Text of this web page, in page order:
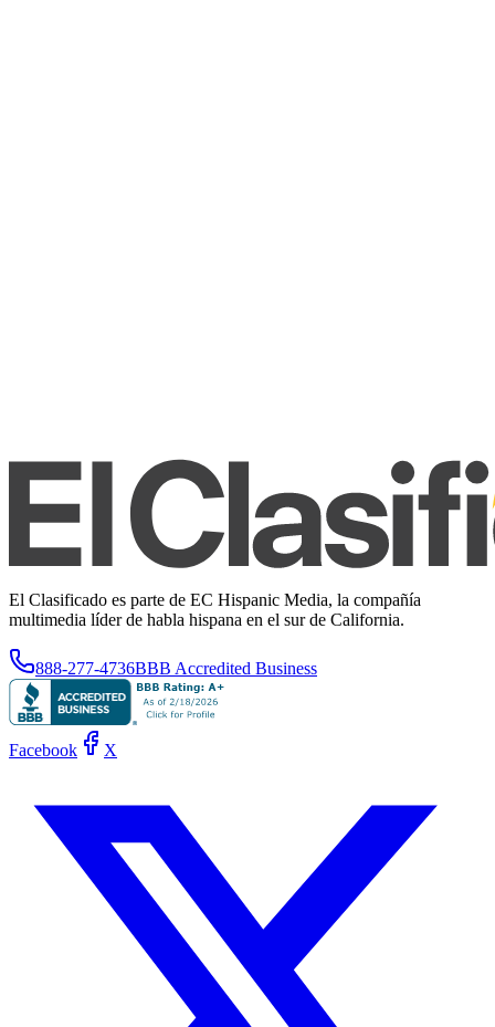
El Clasificado es parte de EC Hispanic Media, la compañía
multimedia líder de habla hispana en el sur de California.
888-277-4736BBB Accredited Business
Facebook X